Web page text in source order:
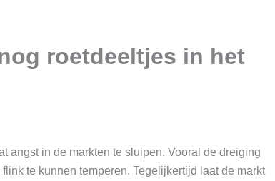
roetdeeltjes in het
angst in de markten te sluipen. Vooral de dreiging
te kunnen temperen. Tegelijkertijd laat de markt